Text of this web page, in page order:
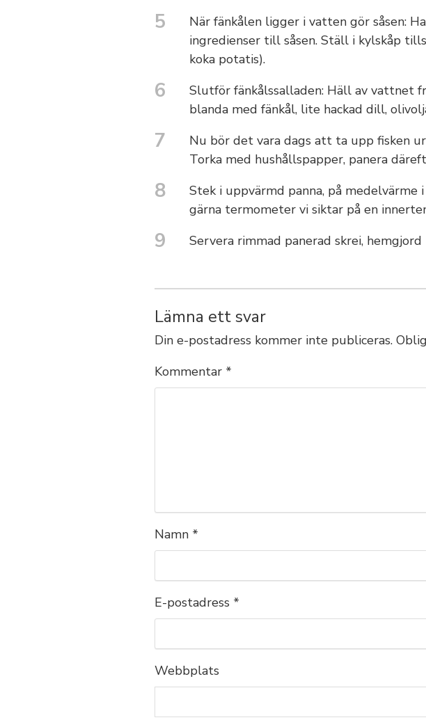
5
När fänkålen ligger i vatten gör såsen:
ingredienser till såsen. Ställ i kylskåp
koka potatis).
6
Slutför fänkålssalladen: Häll av vattnet
blanda med fänkål, lite hackad dill,
7
Nu bör det vara dags att ta upp fisken
Torka med hushållspapper, panera
8
Stek i uppvärmd panna, på
gärna termometer vi siktar på en
9 Servera rimmad panerad skrei,
Lämna ett svar
Din e-postadress kommer inte publiceras.
Kommentar *
Namn *
E-postadress *
Webbplats